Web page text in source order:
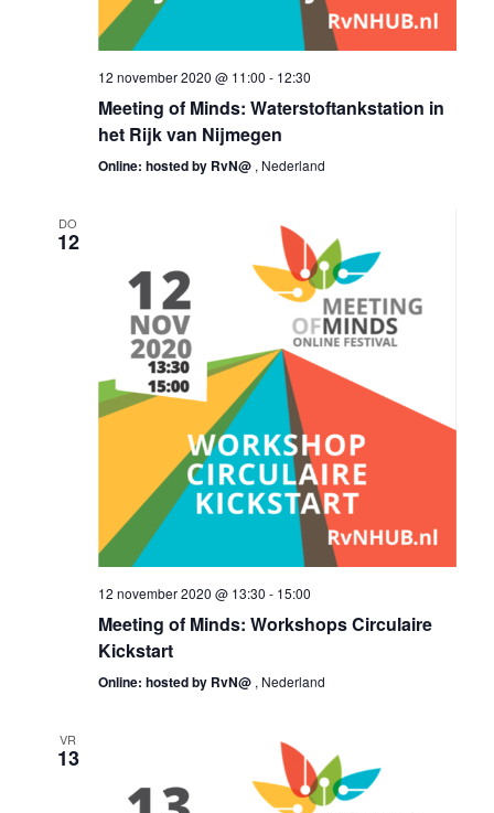
12 november 2020 @ 11:00 - 12:30
Meeting of Minds: Waterstoftankstation in
het Rijk van Nijmegen
Online: hosted by RvN@ , Nederland
DO
12
12 november 2020 @ 13:30 - 15:00
Meeting of Minds: Workshops Circulaire
Kickstart
Online: hosted by RvN@ , Nederland
VR
13